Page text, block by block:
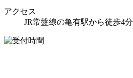
アクセス
JR常盤線の亀有駅から徒歩4分